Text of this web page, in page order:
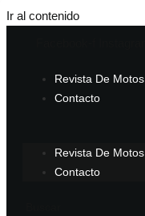
Ir al contenido
Revista De Motos
Contacto
Revista De Motos
Contacto